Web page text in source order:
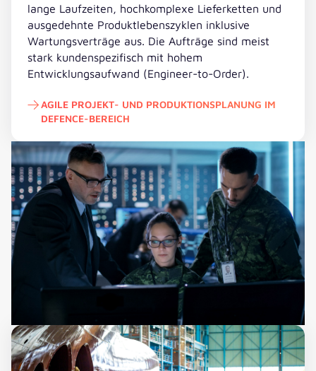
lange Laufzeiten, hochkomplexe Lieferketten und
ausgedehnte Produktlebenszyklen inklusive
Wartungsverträge aus. Die Aufträge sind meist
stark kundenspezifisch mit hohem
Entwicklungsaufwand (Engineer-to-Order).
AGILE PROJEKT- UND PRODUKTIONSPLANUNG IM
DEFENCE-BEREICH
Agile Projekt- und Produktionsplanung im Defence-